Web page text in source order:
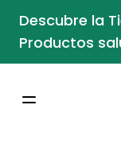
Descubre la
Productos